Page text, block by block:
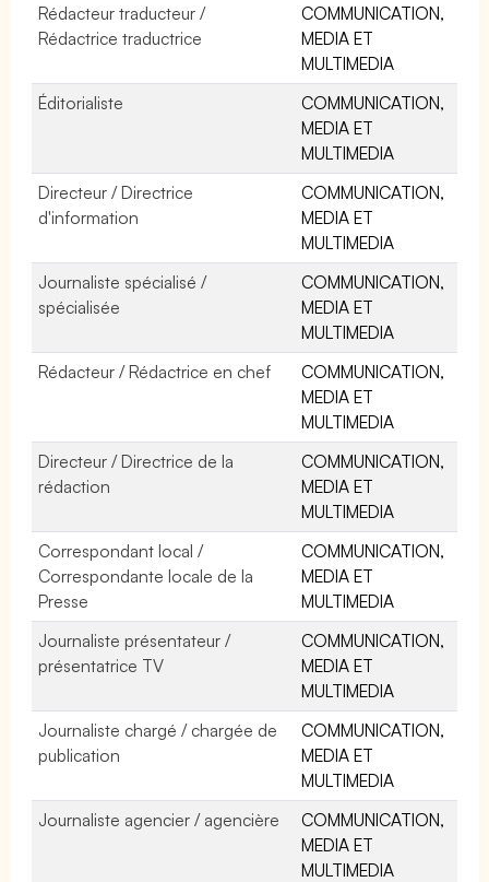
Rédacteur traducteur /
Rédactrice traductrice
COMMUNICATION,
MEDIA ET
MULTIMEDIA
Éditorialiste
COMMUNICATION,
MEDIA ET
MULTIMEDIA
Directeur / Directrice
d'information
COMMUNICATION,
MEDIA ET
MULTIMEDIA
Journaliste spécialisé /
spécialisée
COMMUNICATION,
MEDIA ET
MULTIMEDIA
Rédacteur / Rédactrice en chef
COMMUNICATION,
MEDIA ET
MULTIMEDIA
Directeur / Directrice de la
rédaction
COMMUNICATION,
MEDIA ET
MULTIMEDIA
Correspondant local /
Correspondante locale de la
Presse
COMMUNICATION,
MEDIA ET
MULTIMEDIA
Journaliste présentateur /
présentatrice TV
COMMUNICATION,
MEDIA ET
MULTIMEDIA
Journaliste chargé / chargée de
publication
COMMUNICATION,
MEDIA ET
MULTIMEDIA
Journaliste agencier / agencière
COMMUNICATION,
MEDIA ET
MULTIMEDIA